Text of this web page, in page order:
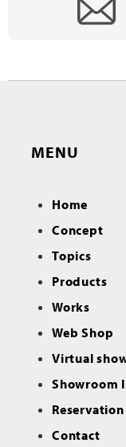
MENU
Home
Concept
Topics
Products
Works
Web Shop
Virtual
Showroom
Reservation
Contact